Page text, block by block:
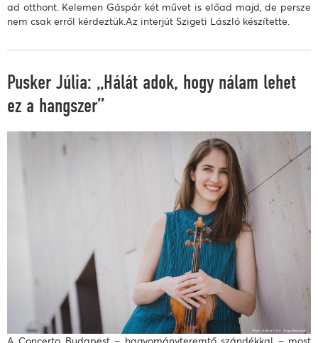
ad otthont. Kelemen Gáspár két művet is előad majd, de persze
nem csak erről kérdeztük.Az interjút Szigeti László készítette.
Pusker Júlia: „Hálát adok, hogy nálam lehet
ez a hangszer”